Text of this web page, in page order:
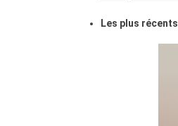
Les plus récents